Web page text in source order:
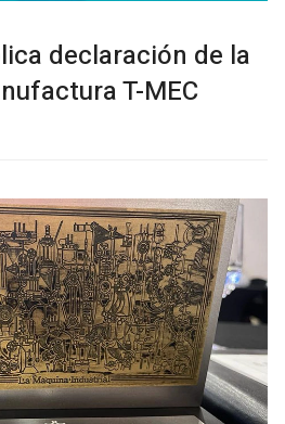
declaración de la
T-MEC